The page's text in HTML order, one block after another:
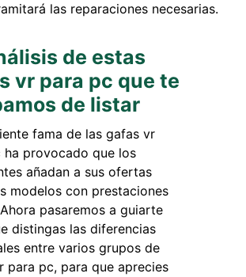
las reparaciones necesarias.
de estas
vr para pc que te
de listar
fama de las gafas vr
ha provocado que los
añadan a sus ofertas
modelos con prestaciones
pasaremos a guiarte
distingas las diferencias
entre varios grupos de
para pc, para que aprecies